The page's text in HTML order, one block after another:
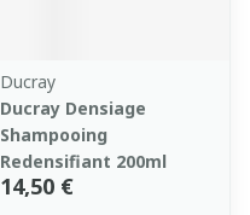
Ducray
Ducray Densiage
Shampooing
Redensifiant 200ml
14,50 €